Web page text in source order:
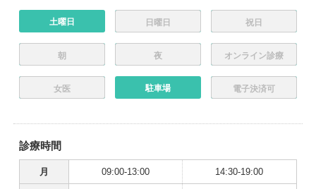
土曜日 日曜日 祝日
朝 夜 オンライン診療
女医 駐車場 電子決済可
診療時間
月 09:00-13:00 14:30-19:00